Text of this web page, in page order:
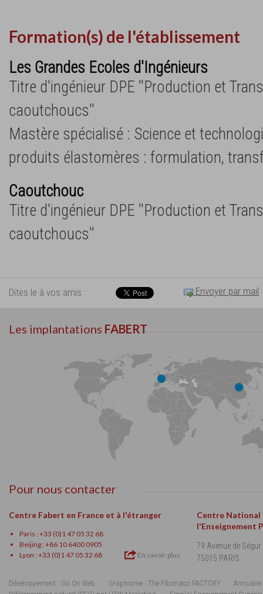
Formation(s) de l'établissement
Les Grandes Ecoles d'Ingénieurs
Titre d'ingénieur DPE ''Production et
caoutchoucs''
Mastère spécialisé : Science et
produits élastomères : formulation,
Caoutchouc
Titre d'ingénieur DPE ''Production et
caoutchoucs''
Dites le à vos amis : Envoyer par mail
Les implantations FABERT
Pour nous contacter
Centre Fabert en France et à l'étranger
Paris : +33 (0)1 47 05 32 68
Beijing : +86 10 6400 0905
Lyon : +33 (0)1 47 05 32 68
En savoir plus
Centre National
l'Enseignement
79 Avenue de Ségur
75015 PARIS
Développement : Go On Web Graphisme : The Fibonacci FACTORY
Annuaire